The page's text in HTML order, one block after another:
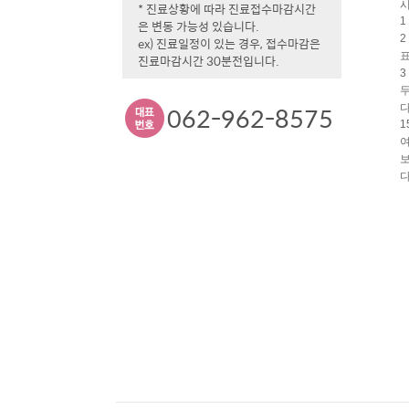
* 진료상황에 따라 진료접수마감시간
은 변동 가능성 있습니다.
ex) 진료일정이 있는 경우, 접수마감은
진료마감시간 30분전입니다.
062-962-8575
1
2
3